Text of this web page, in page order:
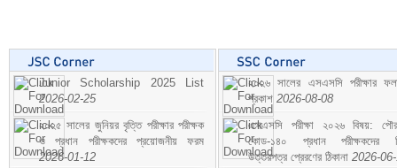
Junior Scholarship 2025 List
2026-02-25
২০২৫ সালের জুনিয়র বৃত্তি পরীক্ষার পরীক্ষক
ও প্রধান পরীক্ষকদের প্রয়োজনীয় ফরম
2026-01-12
২০২৬ সালের এসএসসি পরীক্ষার
প্রকাশ 2026-08-08
এসএসসি পরীক্ষা ২০২৬ বিষয়:
কোড-১৪০ প্রধান পরীক্ষকদের
উত্তরপত্র প্রেরণের ঠিকানা 2026-